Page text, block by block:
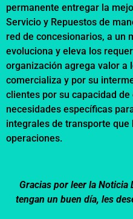
permanente entregar la
Servicio y Repuestos de
red de concesionarios, a un
evoluciona y eleva los
organización agrega valor a
comercializa y por su
clientes por su capacidad
necesidades específicas
integrales de transporte
operaciones.
Gracias por leer la Noticia
tengan un buen día, les